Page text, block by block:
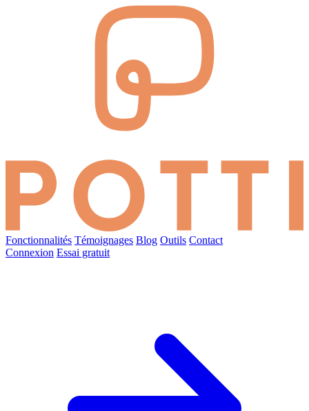
Fonctionnalités Témoignages Blog Outils Contact
Connexion Essai gratuit